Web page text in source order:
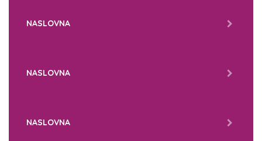
NASLOVNA
NASLOVNA
NASLOVNA